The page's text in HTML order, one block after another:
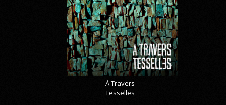
À Travers
Tesselles